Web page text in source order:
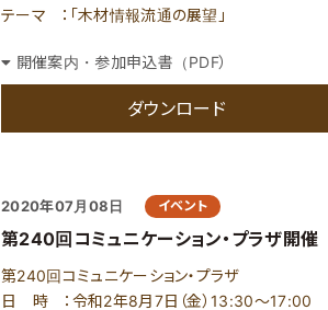
テーマ ：「木材情報流通の展望」
開催案内・参加申込書（PDF）
ダウンロード
2020年07月08日 イベント
第240回コミュニケーション・プラザ開
第240回コミュニケーション・プラザ
日 時 ：令和2年8月7日（金）13:30～17:00